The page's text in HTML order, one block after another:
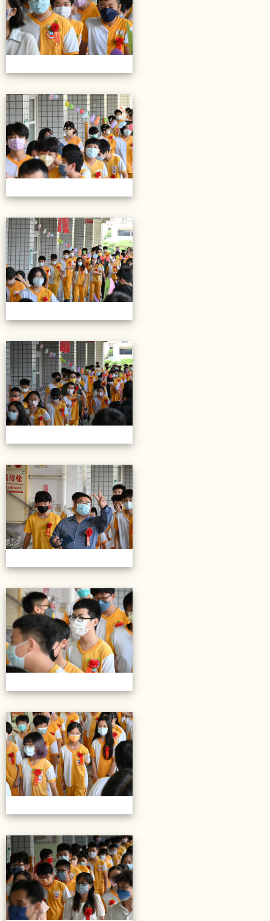
20220614第28屆畢業典禮
20220614第28屆畢業典禮
20220614第28屆畢業典禮
20220614第28屆畢業典禮
20220614第28屆畢業典禮
20220614第28屆畢業典禮